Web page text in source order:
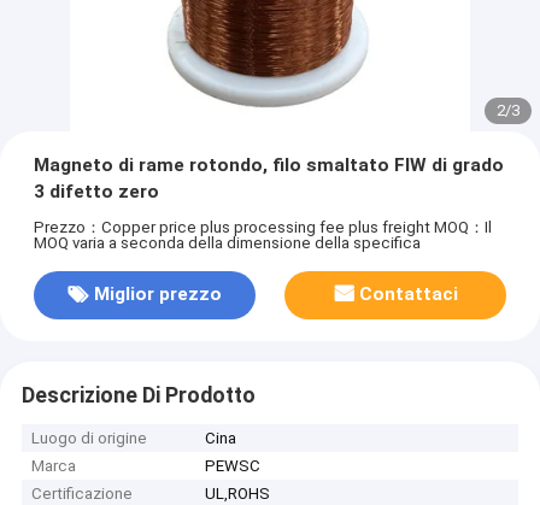
2/3
Magneto di rame rotondo, filo smaltato FIW di grado
3 difetto zero
Prezzo：Copper price plus processing fee plus freight MOQ：Il
MOQ varia a seconda della dimensione della specifica
Miglior prezzo Contattaci
Descrizione Di Prodotto
Luogo di origine
Cina
Marca
PEWSC
Certificazione
UL,ROHS